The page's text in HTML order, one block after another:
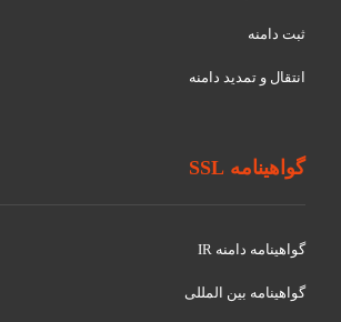
ثبت دامنه
انتقال و تمدید دامنه
گواهینامه SSL
گواهينامه دامنه IR
گواهينامه بین المللی